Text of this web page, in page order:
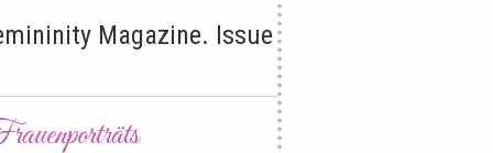
Magazine. Issue